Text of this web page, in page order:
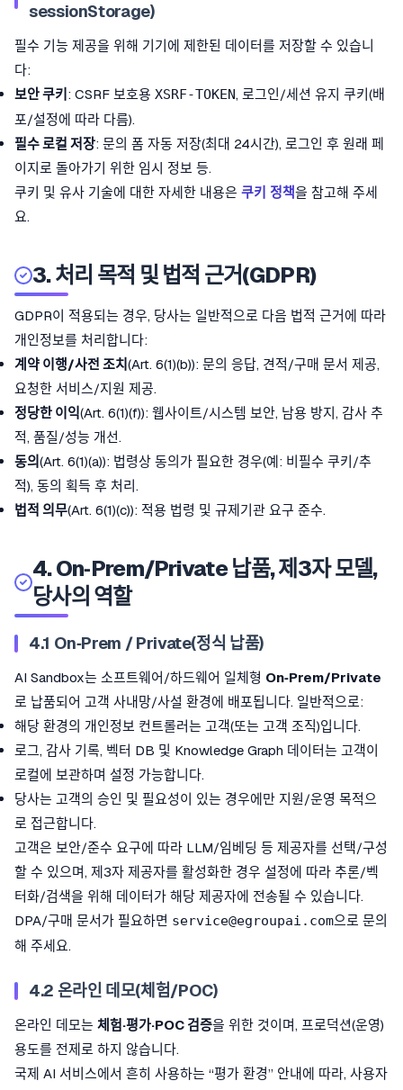
sessionStorage)
필수 기능 제공을 위해 기기에 제한된 데이터를 저장할 수 있습니
다:
보안 쿠키 : CSRF 보호용 XSRF-TOKEN, 로그인/세션 유지 쿠키(배
포/설정에 따라 다름).
필수 로컬 저장: 문의 폼 자동 저장(최대 24시간), 로그인 후 원래 페
이지로 돌아가기 위한 임시 정보 등.
쿠키 및 유사 기술에 대한 자세한 내용은 쿠키 정책을 참고해 주세
요.
3. 처리 목적 및 법적 근거(GDPR)
GDPR이 적용되는 경우, 당사는 일반적으로 다음 법적 근거에 따라
개인정보를 처리합니다:
계약 이행/사전 조치 (Art. 6(1)(b)): 문의 응답, 견적/구매 문서 제공,
요청한 서비스/지원 제공.
정당한 이익(Art. 6(1)(f)): 웹사이트/시스템 보안, 남용 방지, 감사 추
적, 품질/성능 개선.
동의(Art. 6(1)(a)): 법령상 동의가 필요한 경우(예: 비필수 쿠키/추
적), 동의 획득 후 처리.
법적 의무(Art. 6(1)(c)): 적용 법령 및 규제기관 요구 준수.
4. On‑Prem/Private 납품, 제3자 모델,
당사의 역할
4.1 On‑Prem / Private(정식 납품)
AI Sandbox는 소프트웨어/하드웨어 일체형 On‑Prem/Private
로 납품되어 고객 사내망/사설 환경에 배포됩니다. 일반적으로:
해당 환경의 개인정보 컨트롤러는 고객(또는 고객 조직)입니다.
로그, 감사 기록, 벡터 DB 및 Knowledge Graph 데이터는 고객이
로컬에 보관하며 설정 가능합니다.
당사는 고객의 승인 및 필요성이 있는 경우에만 지원/운영 목적으
로 접근합니다.
고객은 보안/준수 요구에 따라 LLM/임베딩 등 제공자를 선택/구성
할 수 있으며, 제3자 제공자를 활성화한 경우 설정에 따라 추론/벡
터화/검색을 위해 데이터가 해당 제공자에 전송될 수 있습니다.
DPA/구매 문서가 필요하면 service@egroupai.com으로 문의
해 주세요.
4.2 온라인 데모(체험/POC)
온라인 데모는 체험·평가·POC 검증을 위한 것이며, 프로덕션(운영)
용도를 전제로 하지 않습니다.
국제 AI 서비스에서 흔히 사용하는 “평가 환경” 안내에 따라, 사용자